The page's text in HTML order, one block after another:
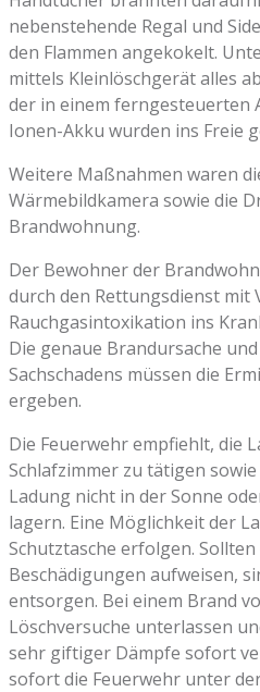
nebenstehende Regal und
den Flammen angekokelt.
mittels Kleinlöschgerät alles
der in einem ferngesteuerten
Ionen-Akku wurden ins Freie
Weitere Maßnahmen waren
Wärmebildkamera sowie die
Brandwohnung.
Der Bewohner der
durch den Rettungsdienst mit
Rauchgasintoxikation ins
Die genaue Brandursache
Sachschadens müssen die
ergeben.
Die Feuerwehr empfiehlt, die
Schlafzimmer zu tätigen
Ladung nicht in der Sonne
lagern. Eine Möglichkeit der
Schutztasche erfolgen. Sollten
Beschädigungen aufweisen,
entsorgen. Bei einem Brand
Löschversuche unterlassen
sehr giftiger Dämpfe sofort
sofort die Feuerwehr unter